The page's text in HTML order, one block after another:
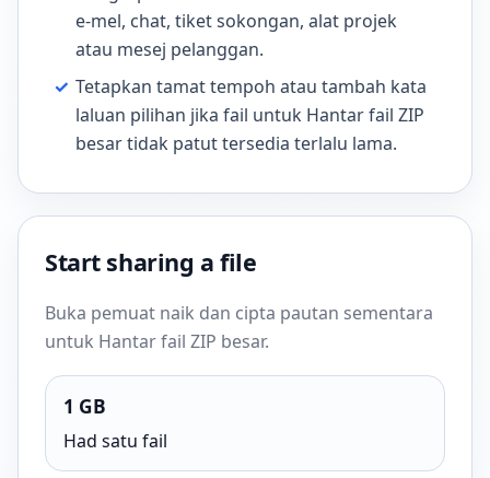
e-mel, chat, tiket sokongan, alat projek
atau mesej pelanggan.
✓ Tetapkan tamat tempoh atau tambah kata
laluan pilihan jika fail untuk Hantar fail ZIP
besar tidak patut tersedia terlalu lama.
Start sharing a file
Buka pemuat naik dan cipta pautan sementara
untuk Hantar fail ZIP besar.
1 GB
Had satu fail